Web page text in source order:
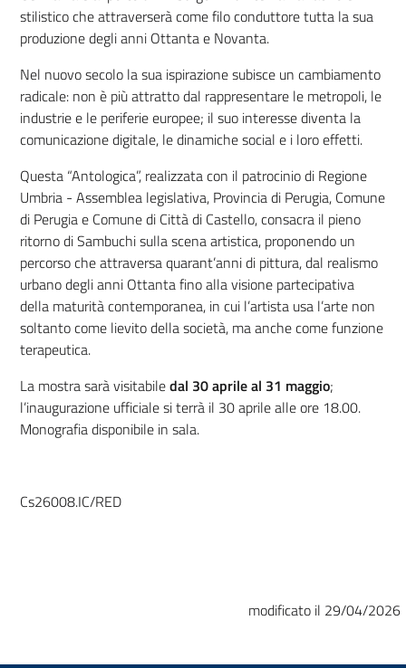
stilistico che attraverserà come filo conduttore tutta la sua
produzione degli anni Ottanta e Novanta.
Nel nuovo secolo la sua ispirazione subisce un cambiamento
radicale: non è più attratto dal rappresentare le metropoli, le
industrie e le periferie europee; il suo interesse diventa la
comunicazione digitale, le dinamiche social e i loro effetti.
Questa “Antologica”, realizzata con il patrocinio di Regione
Umbria - Assemblea legislativa, Provincia di Perugia, Comune
di Perugia e Comune di Città di Castello, consacra il pieno
ritorno di Sambuchi sulla scena artistica, proponendo un
percorso che attraversa quarant’anni di pittura, dal realismo
urbano degli anni Ottanta fino alla visione partecipativa
della maturità contemporanea, in cui l’artista usa l’arte non
soltanto come lievito della società, ma anche come funzione
terapeutica.
La mostra sarà visitabiledal 30 aprile al 31 maggio;
l’inaugurazione ufficiale si terrà il 30 aprile alle ore 18.00.
Monografia disponibile in sala.
Cs26008.IC/RED
modificato il 29/04/2026